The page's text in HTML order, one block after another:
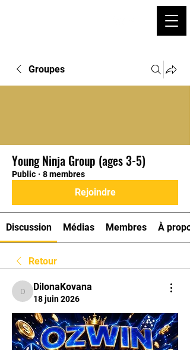
Groupes
Young Ninja Group (ages 3-5)
Public · 8 membres
Rejoindre
Discussion Médias Membres À
Retour
DilonaKovana
DilonaKovana
18 juin 2026